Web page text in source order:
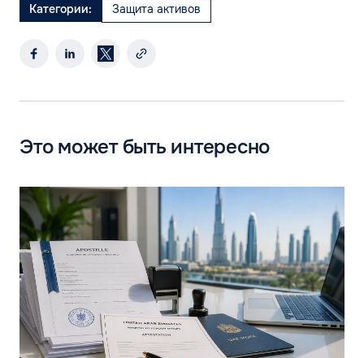
Категории: Защита активов
Это может быть интересно